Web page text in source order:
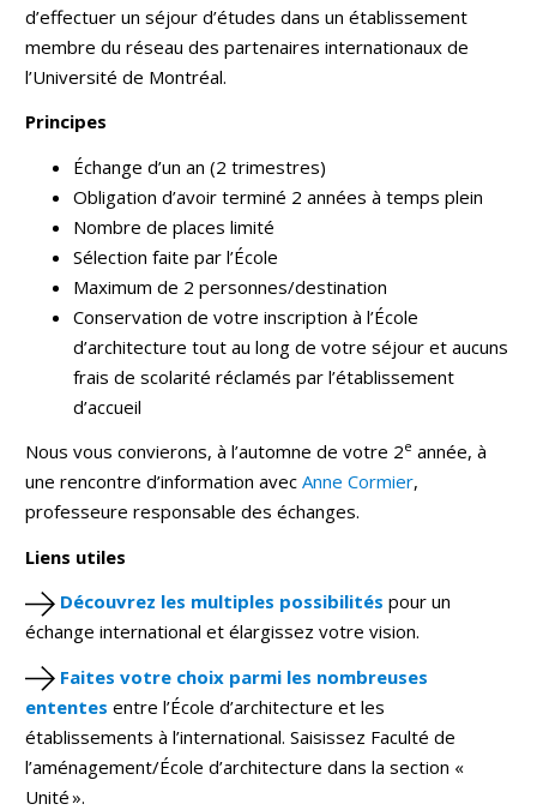
d’effectuer un séjour d’études dans un établissement
membre du réseau des partenaires internationaux de
l’Université de Montréal.
Principes
Échange d’un an (2 trimestres)
Obligation d’avoir terminé 2 années à temps plein
Nombre de places limité
Sélection faite par l’École
Maximum de 2 personnes/destination
Conservation de votre inscription à l’École
d’architecture tout au long de votre séjour et aucuns
frais de scolarité réclamés par l’établissement
d’accueil
Nous vous convierons, à l’automne de votre 2e année, à
une rencontre d’information avec Anne Cormier,
professeure responsable des échanges.
Liens utiles
Découvrez les multiples possibilités pour un
échange international et élargissez votre vision.
Faites votre choix parmi les nombreuses
ententes entre l’École d’architecture et les
établissements à l’international. Saisissez Faculté de
l’aménagement/École d’architecture dans la section «
Unité ».